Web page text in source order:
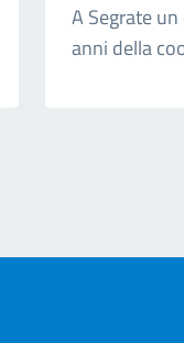
A Segrate
anni della